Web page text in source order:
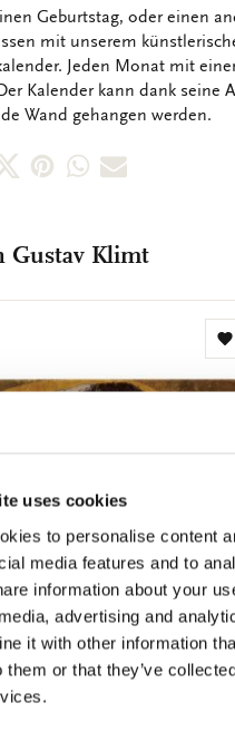
uses cookies
to personalise content
media features and to
information about your
advertising and
it with other information
them or that they’ve
Geburtstag, oder einen
mit unserem
Jeden Monat mit
Kalender kann dank seine
Wand gehangen werden.
Per Per PerPer
teilen
Gustav Klimt
Kiss, Gustav Klimt